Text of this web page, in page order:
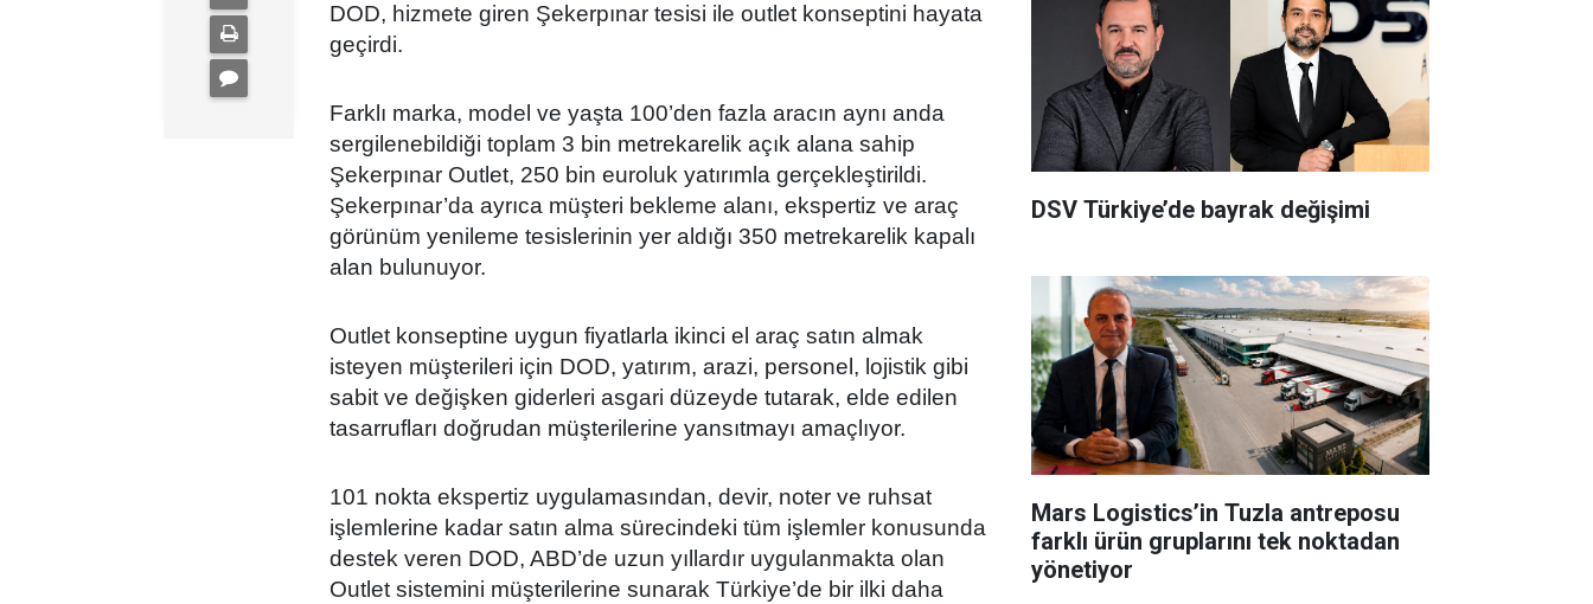
DOD, hizmete giren Şekerpınar tesisi ile outlet konseptini hayata
geçirdi.
Farklı marka, model ve yaşta 100’den fazla aracın aynı anda
sergilenebildiği toplam 3 bin metrekarelik açık alana sahip
Şekerpınar Outlet, 250 bin euroluk yatırımla gerçekleştirildi.
Şekerpınar’da ayrıca müşteri bekleme alanı, ekspertiz ve araç
görünüm yenileme tesislerinin yer aldığı 350 metrekarelik kapalı
alan bulunuyor.
Outlet konseptine uygun fiyatlarla ikinci el araç satın almak
isteyen müşterileri için DOD, yatırım, arazi, personel, lojistik gibi
sabit ve değişken giderleri asgari düzeyde tutarak, elde edilen
tasarrufları doğrudan müşterilerine yansıtmayı amaçlıyor.
101 nokta ekspertiz uygulamasından, devir, noter ve ruhsat
işlemlerine kadar satın alma sürecindeki tüm işlemler konusunda
destek veren DOD, ABD’de uzun yıllardır uygulanmakta olan
Outlet sistemini müşterilerine sunarak Türkiye’de bir ilki daha
DSV Türkiye’de bayrak değişimi
Mars Logistics’in Tuzla antreposu
farklı ürün gruplarını tek noktadan
yönetiyor